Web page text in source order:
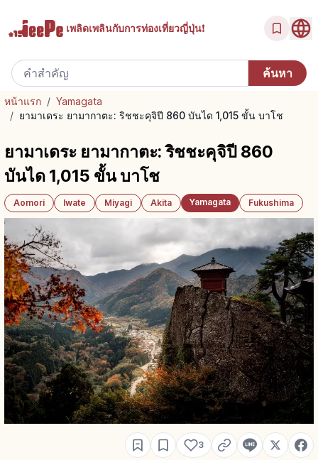
เพลิดเพลินกับการท่องเที่ยวญี่ปุ่น!
หน้าแรก / Yamagata
/ ยามาเดระ ยามากาตะ: ริชชะคุจิปี 860 บันได 1,015 ขั้น บาโช
ยามาเดระ ยามากาตะ: ริชชะคุจิปี 860
บันได 1,015 ขั้น บาโช
Aomori Iwate Miyagi Akita Yamagata Fukushima
3